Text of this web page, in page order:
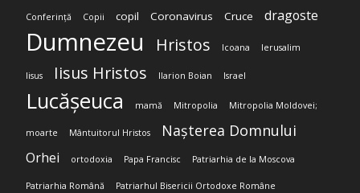
Conferință Copii copil Coronavirus Cruce dragoste
Dumnezeu Hristos Icoana Ierusalim
Iisus Iisus Hristos Ilarion Boian Israel
Lucășeuca mamă Mitropolia Mitropolia Moldovei;
moarte Mântuitorul Hristos Nașterea Domnului
Orhei ortodoxia Papa Francisc Patriarhia de la Moscova
Patriarhia Română Patriarhul Bisericii Ortodoxe Române